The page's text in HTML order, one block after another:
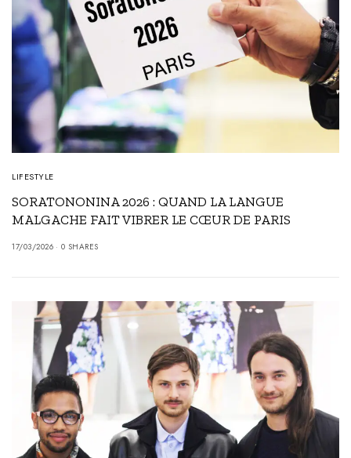
LIFESTYLE
SORATONONINA 2026 : QUAND LA LANGUE
MALGACHE FAIT VIBRER LE CŒUR DE PARIS
17/03/2026 0 SHARES